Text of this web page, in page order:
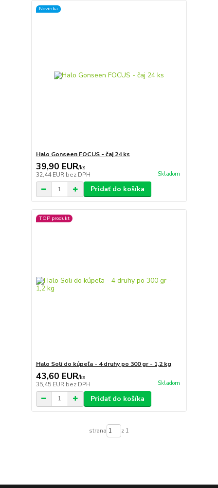
Novinka
Halo Gonseen FOCUS - čaj 24 ks
39,90 EUR/ks
32,44 EUR bez DPH Skladom
Pridať do košíka
TOP produkt
Halo Soli do kúpeľa - 4 druhy po 300 gr - 1,2 kg
43,60 EUR/ks
35,45 EUR bez DPH Skladom
Pridať do košíka
strana z 1